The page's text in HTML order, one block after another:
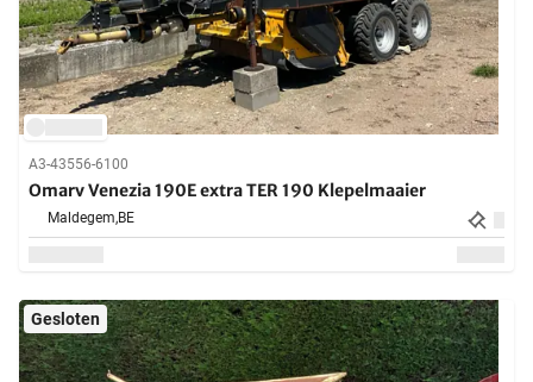
A3-43556-6100
Omarv Venezia 190E extra TER 190 Klepelmaaier
Maldegem,BE
Gesloten